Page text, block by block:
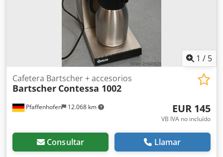
1 / 5
Pfaffenhofen 12.068 km
Cafetera Bartscher + accesorios
Bartscher Contessa 1002
EUR 145
VB IVA no incluído
Consultar Llamar